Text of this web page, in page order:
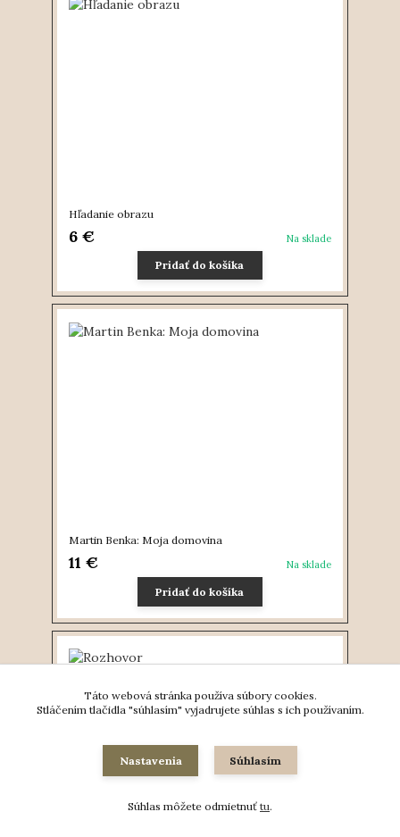
Hľadanie obrazu
6 € Na sklade
Pridať do košíka
Martin Benka: Moja domovina
11 € Na sklade
Pridať do košíka
Táto webová stránka používa súbory cookies.
Stláčením tlačidla "súhlasím" vyjadrujete súhlas s ich používaním.
Nastavenia Súhlasím
Súhlas môžete odmietnuť tu.